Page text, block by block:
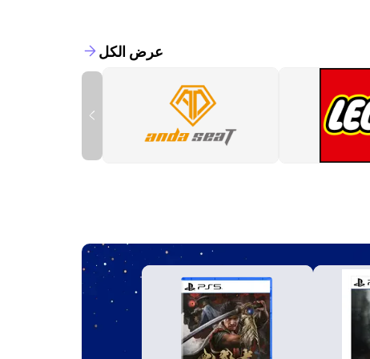
عرض الكل